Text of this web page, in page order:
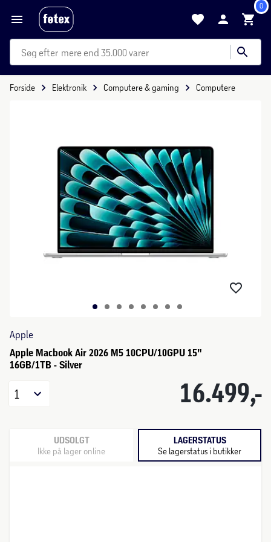
0
mere end 35.000 varer
Forside Elektronik Computere & gaming Computere
Apple
Apple Macbook Air 2026 M5 10CPU/10GPU 15"
16GB/1TB - Silver
16.499,-
1
UDSOLGT
Ikke på lager online
LAGERSTATUS
Se lagerstatus i butikker